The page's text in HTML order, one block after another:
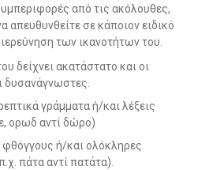
από τις ακόλουθες,
απευθυνθείτε σε κάποιον ειδικό
των ικανοτήτων του.
δείχνει ακατάστατο και οι
δυσανάγνωστες.
γράμματα ή/και λέξεις
ορωδ αντί δώρο)
φθόγγους ή/και ολόκληρες
πάτα αντί πατάτα).